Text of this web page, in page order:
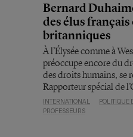
Bernard
des élus français
britanniques
À l’Élysée comme à
préoccupe encore du
des droits humains, se
Rapporteur spécial de
INTERNATIONAL
POLITIQUE
PROFESSEURS